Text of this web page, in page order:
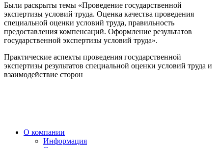
Были раскрыты темы «Проведение государственной
экспертизы условий труда. Оценка качества проведения
специальной оценки условий труда, правильность
предоставления компенсаций. Оформление результатов
государственной экспертизы условий труда».
Практические аспекты проведения государственной
экспертизы результатов специальной оценки условий труда и
взаимодействие сторон
О компании
Информация